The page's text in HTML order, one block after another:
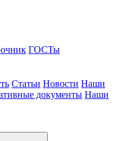
ГОСТы
Статьи Новости Наши
документы Наши